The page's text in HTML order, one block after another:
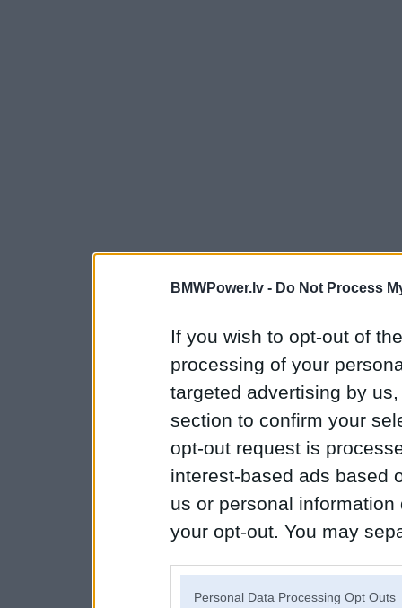
BMWPower.lv - Do Not Process
If you wish to opt-out of
processing of your
targeted advertising by
section to confirm your
opt-out request is
interest-based ads based
us or personal
your opt-out. You may
Personal Data Processing Opt Outs